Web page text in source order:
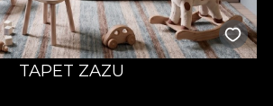
TAPET ZAZU